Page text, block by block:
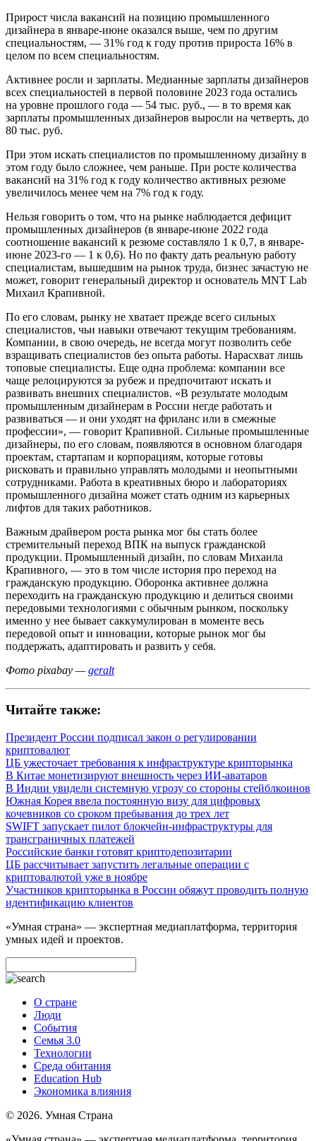
Прирост числа вакансий на позицию промышленного
дизайнера в январе-июне оказался выше, чем по другим
специальностям, — 31% год к году против прироста 16% в
целом по всем специальностям.
Активнее росли и зарплаты. Медианные зарплаты дизайнеров
всех специальностей в первой половине 2023 года остались
на уровне прошлого года — 54 тыс. руб., — в то время как
зарплаты промышленных дизайнеров выросли на четверть, до
80 тыс. руб.
При этом искать специалистов по промышленному дизайну в
этом году было сложнее, чем раньше. При росте количества
вакансий на 31% год к году количество активных резюме
увеличилось менее чем на 7% год к году.
Нельзя говорить о том, что на рынке наблюдается дефицит
промышленных дизайнеров (в январе-июне 2022 года
соотношение вакансий к резюме составляло 1 к 0,7, в январе-
июне 2023-го — 1 к 0,6). Но по факту дать реальную работу
специалистам, вышедшим на рынок труда, бизнес зачастую не
может, говорит генеральный директор и основатель MNT Lab
Михаил Крапивной.
По его словам, рынку не хватает прежде всего сильных
специалистов, чьи навыки отвечают текущим требованиям.
Компании, в свою очередь, не всегда могут позволить себе
взращивать специалистов без опыта работы. Нарасхват лишь
топовые специалисты. Еще одна проблема: компании все
чаще релоцируются за рубеж и предпочитают искать и
развивать внешних специалистов. «В результате молодым
промышленным дизайнерам в России негде работать и
развиваться — и они уходят на фриланс или в смежные
профессии», — говорит Крапивной. Сильные промышленные
дизайнеры, по его словам, появляются в основном благодаря
проектам, стартапам и корпорациям, которые готовы
рисковать и правильно управлять молодыми и неопытными
сотрудниками. Работа в креативных бюро и лабораториях
промышленного дизайна может стать одним из карьерных
лифтов для таких работников.
Важным драйвером роста рынка мог бы стать более
стремительный переход ВПК на выпуск гражданской
продукции. Промышленный дизайн, по словам Михаила
Крапивного, — это в том числе история про переход на
гражданскую продукцию. Оборонка активнее должна
переходить на гражданскую продукцию и делиться своими
передовыми технологиями с обычным рынком, поскольку
именно у нее бывает саккумулирован в моменте весь
передовой опыт и инновации, которые рынок мог бы
поддержать, адаптировать и развить у себя.
Фото pixabay —geralt
Читайте также:
Президент России подписал закон о регулировании
криптовалют
ЦБ ужесточает требования к инфраструктуре крипторынка
В Китае монетизируют внешность через ИИ-аватаров
В Индии увидели системную угрозу со стороны стейблкоинов
Южная Корея ввела постоянную визу для цифровых
кочевников со сроком пребывания до трех лет
SWIFT запускает пилот блокчейн-инфраструктуры для
трансграничных платежей
Российские банки готовят криптодепозитарии
ЦБ рассчитывает запустить легальные операции с
криптовалютой уже в ноябре
Участников крипторынка в России обяжут проводить полную
идентификацию клиентов
«Умная страна» — экспертная медиаплатформа, территория
умных идей и проектов.
О стране
Люди
События
Семья 3.0
Технологии
Среда обитания
Education Hub
Экономика влияния
© 2026. Умная Страна